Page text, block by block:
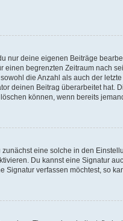
nur deine eigenen Beiträge
begrenzten Zeitraum nach
die Anzahl als auch der
deinen Beitrag überarbeitet
können, wenn bereits
eine solche in den
Du kannst eine Signatur
verfassen möchtest, so